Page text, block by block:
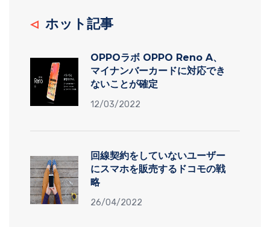
ホット記事
OPPOラボ OPPO Reno A、
マイナンバーカードに対応でき
ないことが確定
12/03/2022
回線契約をしていないユーザー
にスマホを販売するドコモの戦
略
26/04/2022